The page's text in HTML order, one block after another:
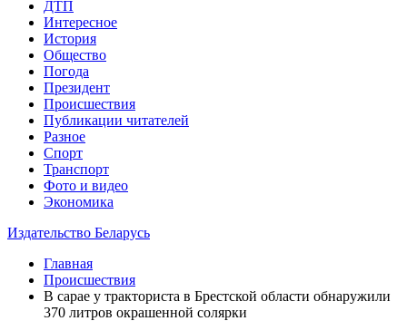
ДТП
Интересное
История
Общество
Погода
Президент
Происшествия
Публикации читателей
Разное
Спорт
Транспорт
Фото и видео
Экономика
Издательство Беларусь
Главная
Происшествия
В сарае у тракториста в Брестской области обнаружили
370 литров окрашенной солярки